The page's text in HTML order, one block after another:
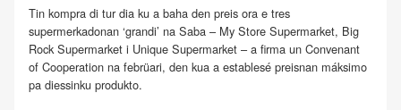
Tin kompra di tur dia ku a baha den preis ora e tres
supermerkadonan ‘grandi’ na Saba – My Store Supermarket, Big
Rock Supermarket i Unique Supermarket – a firma un Convenant
of Cooperation na febrüari, den kua a establesé preisnan máksimo
pa diessinku produkto.